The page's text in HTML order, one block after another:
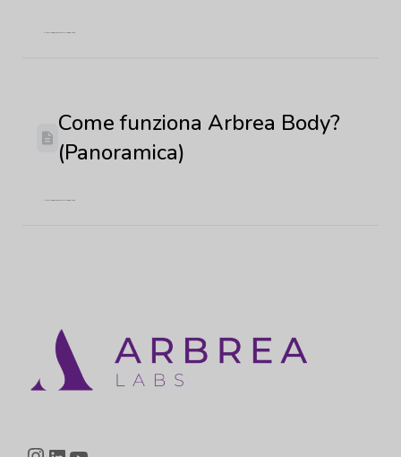
Ultimo aggiornamento: 8 maggio 2026
Come funziona Arbrea Body?
(Panoramica)
Ultimo aggiornamento: 8 maggio 2026
Instagram
LinkedIn